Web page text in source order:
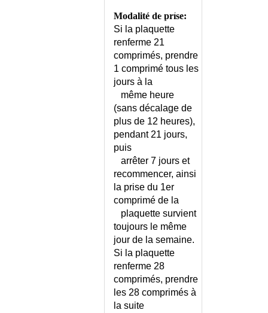
COURBE DE TEMPERATURE
CRAMPE DE L'ECRIVAIN
CRAMPES MUSCULAIRES
CREUTZFELDT-JAKOB
CRI DU CHAT (SYNDROME DU)
CROHN (MALADIE DE)
CRYOGLOBULINEMIE
CRYPTOSPORIDIOSE
passe
ci-
dessus.
Modalité de prise:
Si la plaquette
renferme 21
comprimés, prendre
1 comprimé tous les
jours à la
même heure
(sans décalage de
plus de 12 heures),
pendant 21 jours,
puis
arrêter 7 jours et
recommencer, ainsi
la prise du 1er
comprimé de la
plaquette survient
toujours le même
jour de la semaine.
Si la plaquette
renferme 28
comprimés, prendre
les 28 comprimés à
la suite